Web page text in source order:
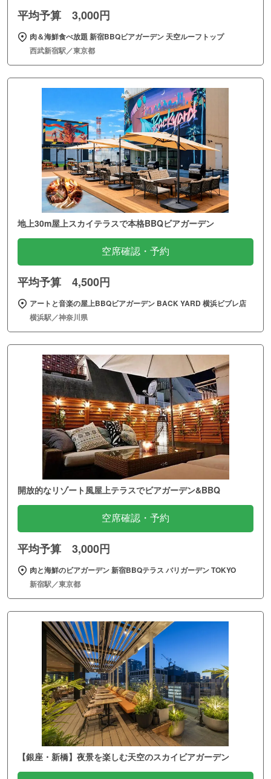
平均予算 3,000円
肉＆海鮮食べ放題 新宿BBQビアガーデン 天空ルーフトップ
西武新宿駅／東京都
地上30m屋上スカイテラスで本格BBQビアガーデン
空席確認・予約
平均予算 4,500円
アートと音楽の屋上BBQビアガーデン BACK YARD 横浜ビブレ店
横浜駅／神奈川県
開放的なリゾート風屋上テラスでビアガーデン&BBQ
空席確認・予約
平均予算 3,000円
肉と海鮮のビアガーデン 新宿BBQテラス バリガーデン TOKYO
新宿駅／東京都
【銀座・新橋】夜景を楽しむ天空のスカイビアガーデン